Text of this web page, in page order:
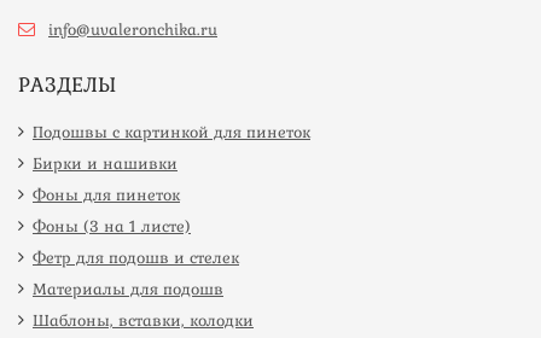
info@uvaleronchika.ru
РАЗДЕЛЫ
Подошвы с картинкой для пинеток
Бирки и нашивки
Фоны для пинеток
Фоны (3 на 1 листе)
Фетр для подошв и стелек
Материалы для подошв
Шаблоны, вставки, колодки